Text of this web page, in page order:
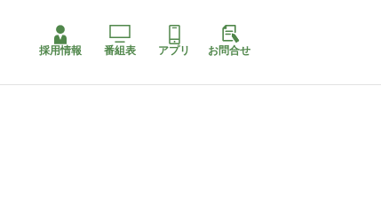
採用情報 番組表 アプリ お問合せ